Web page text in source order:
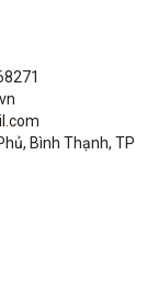
Bình Thạnh, TP